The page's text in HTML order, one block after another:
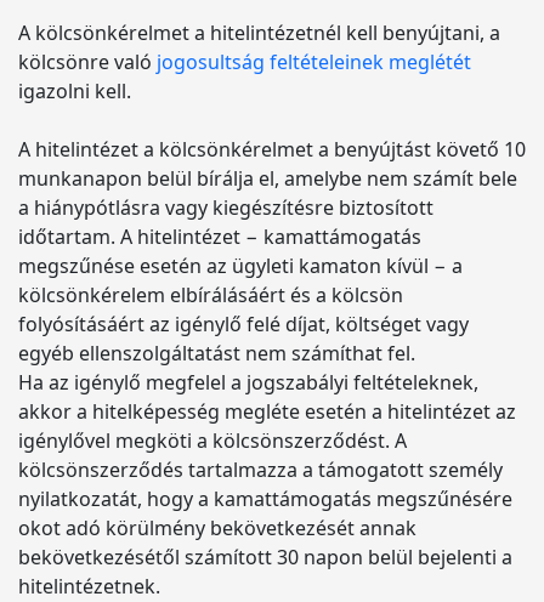
A kölcsönkérelmet a hitelintézetnél kell benyújtani, a
kölcsönre való jogosultság feltételeinek meglétét
igazolni kell.
A hitelintézet a kölcsönkérelmet a benyújtást követő 10
munkanapon belül bírálja el, amelybe nem számít bele
a hiánypótlásra vagy kiegészítésre biztosított
időtartam. A hitelintézet − kamattámogatás
megszűnése esetén az ügyleti kamaton kívül − a
kölcsönkérelem elbírálásáért és a kölcsön
folyósításáért az igénylő felé díjat, költséget vagy
egyéb ellenszolgáltatást nem számíthat fel.
Ha az igénylő megfelel a jogszabályi feltételeknek,
akkor a hitelképesség megléte esetén a hitelintézet az
igénylővel megköti a kölcsönszerződést. A
kölcsönszerződés tartalmazza a támogatott személy
nyilatkozatát, hogy a kamattámogatás megszűnésére
okot adó körülmény bekövetkezését annak
bekövetkezésétől számított 30 napon belül bejelenti a
hitelintézetnek.